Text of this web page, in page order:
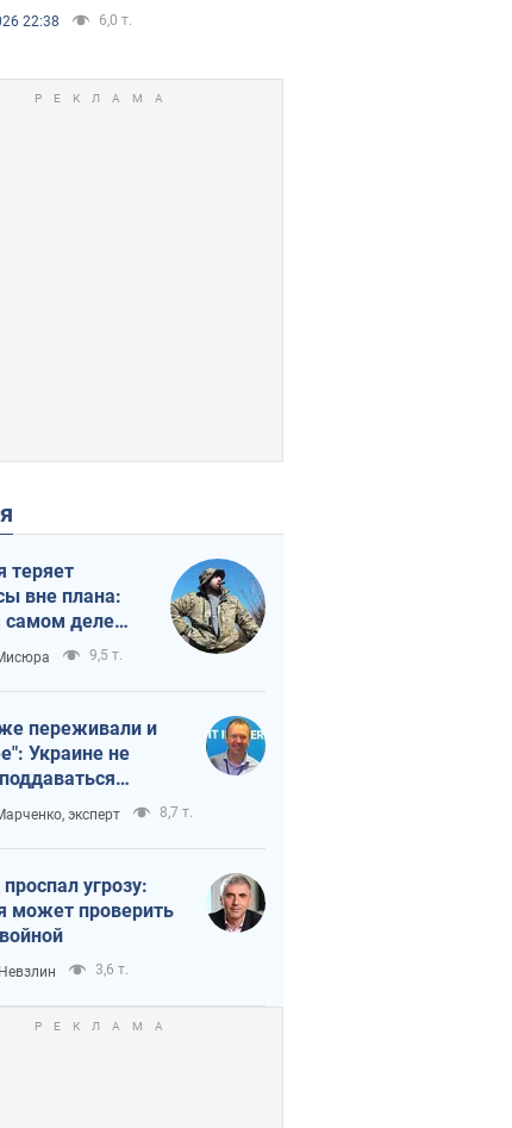
22:38 6,0 т.
теряет
вне плана:
самом деле
темп войны
9,5 т.
переживали и
Украине не
из-за
террора
эксперт 8,7 т.
угрозу:
может проверить
3,6 т.